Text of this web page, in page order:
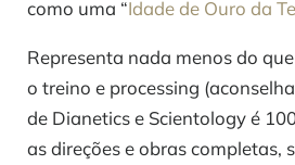
como uma “Idade de Ouro da
Representa nada menos do
o treino e processing
de Dianetics e Scientology é
as direções e obras completas,